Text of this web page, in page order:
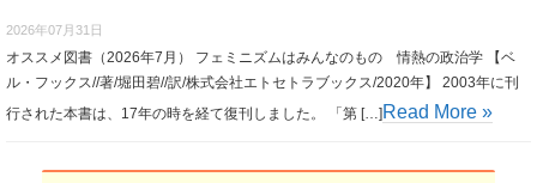
2026年07月31日
オススメ図書（2026年7月） フェミニズムはみんなのもの 情熱の政治学 【ベ
ル・フックス//著/堀田碧//訳/株式会社エトセトラブックス/2020年】 2003年に刊
行された本書は、17年の時を経て復刊しました。 「第 […] Read More »